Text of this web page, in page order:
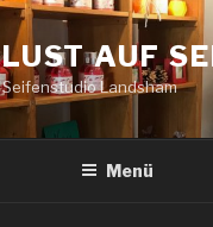
LUST AUF
Seifenstudio Landsham
Menü